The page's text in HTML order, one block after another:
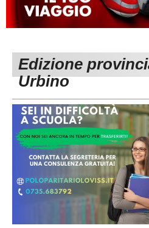
MACERATA
ECCELLENZA
1^ CATEGORIA
3^ CATEGORIA
GIOVANILI
REGIONALI
Edizione
Urbino